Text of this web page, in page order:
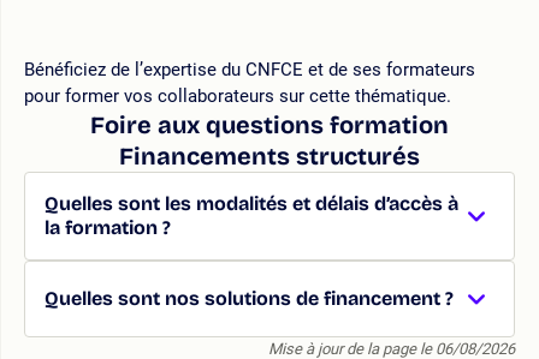
Bénéficiez de l’expertise du CNFCE et de ses formateurs
pour former vos collaborateurs sur cette thématique.
Foire aux questions formation
Financements structurés
Quelles sont les modalités et délais d’accès à
la formation ?
Quelles sont nos solutions de financement ?
Mise à jour de la page le 06/08/2026